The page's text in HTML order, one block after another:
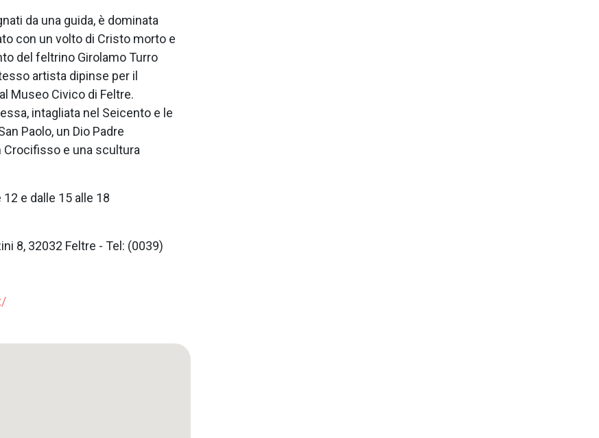
da una guida, è dominata
con un volto di Cristo morto e
del feltrino Girolamo Turro
artista dipinse per il
Museo Civico di Feltre.
intagliata nel Seicento e le
Paolo, un Dio Padre
Crocifisso e una scultura
e dalle 15 alle 18
8, 32032 Feltre - Tel: (0039)